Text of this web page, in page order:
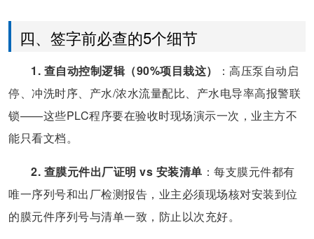
四、签字前必查的5个细节
1. 查自动控制逻辑（90%项目栽这）
：高压泵自动启
停、冲洗时序、产水/浓水流量配比、产水电导率高报警联
锁——这些PLC程序要在验收时现场演示一次，业主方不
能只看文档。
2. 查膜元件出厂证明 vs 安装清单 ：每支膜元件都有
唯一序列号和出厂检测报告，业主必须现场核对安装到位
的膜元件序列号与清单一致，防止以次充好。